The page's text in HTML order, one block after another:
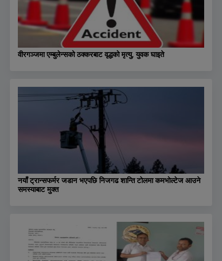
वीरगञ्जमा एम्बुलेन्सको ठक्करबाट वृद्धको मृत्यु, युवक घाइते
नयाँ ट्रान्सफर्मर जडान भएपछि निजगढ शान्ति टोलमा कमभोल्टेज आउने
समस्याबाट मुक्त